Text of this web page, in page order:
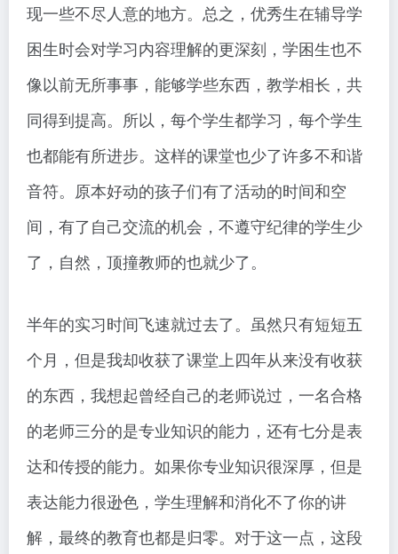
现一些不尽人意的地方。总之，优秀生在辅导学
困生时会对学习内容理解的更深刻，学困生也不
像以前无所事事，能够学些东西，教学相长，共
同得到提高。所以，每个学生都学习，每个学生
也都能有所进步。这样的课堂也少了许多不和谐
音符。原本好动的孩子们有了活动的时间和空
间，有了自己交流的机会，不遵守纪律的学生少
了，自然，顶撞教师的也就少了。
半年的实习时间飞速就过去了。虽然只有短短五
个月，但是我却收获了课堂上四年从来没有收获
的东西，我想起曾经自己的老师说过，一名合格
的老师三分的是专业知识的能力，还有七分是表
达和传授的能力。如果你专业知识很深厚，但是
表达能力很逊色，学生理解和消化不了你的讲
解，最终的教育也都是归零。对于这一点，这段